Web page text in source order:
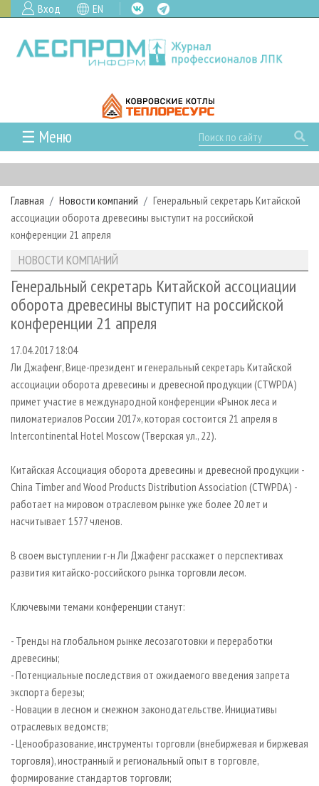
Вход EN
☰ Меню
ГЛАВНАЯ
РУБРИКИ И ТЕМЫ
РУБРИКИ ЖУРНАЛА
ЛЕСНОЕ ХОЗЯЙСТВО
ЛЕСОЗАГОТОВКА
ЛЕСОПИЛЕНИЕ
ДЕРЕВООБРАБОТКА
СУШКА ДРЕВЕСИНЫ
ПРОИЗВОДСТВО ДРЕВЕСНЫХ ПЛИТ
ДЕРЕВЯННОЕ ДОМОСТРОЕНИЕ
ПРОИЗВОДСТВО МЕБЕЛИ
БИОЭНЕРГЕТИКА
ИНСТРУМЕНТ И МАТЕРИАЛЫ
НОВОСТИ
КАЛЕНДАРЬ СОБЫТИЙ
НОВОСТИ ЛПК
НОВОСТИ ЖУРНАЛА
НОВОСТИ КОМПАНИЙ
ПРОЕКТЫ ЛПИ
АНАЛИТИКА
ПРЕДПРИЯТИЯ ЛПК
ЛЕСНЫЕ РЕГИОНЫ РОССИИ
ПЕРСОНЫ
МОБИЛЬНЫЕ ВЫСТАВКИ
ОФИЦИАЛЬНЫЕ ДЕЛЕГАЦИИ
ПРИОРИТЕТНЫЕ ИНВЕСТПРОЕКТЫ
RUSSIAN FORESTRY REVIEW
БИБЛИОТЕКА СПЕЦИАЛИСТА
АРХИВ
АРХИВ ЖУРНАЛОВ
СТАТЬИ
О ЖУРНАЛЕ
ПОДПИСКА
КОНТАКТЫ
РЕКЛАМОДАТЕЛЯМ
РЕКЛАМА
РЕКЛАМА НА САЙТЕ
Главная Новости компаний
Генеральный секретарь Китайской
ассоциации оборота древесины выступит на российской
конференции 21 апреля
НОВОСТИ КОМПАНИЙ
Генеральный секретарь Китайской ассоциации
оборота древесины выступит на российской
конференции 21 апреля
17.04.2017 18:04
Ли Джафенг, Вице-президент и генеральный секретарь Китайской
ассоциации оборота древесины и древесной продукции (CTWPDA)
примет участие в международной конференции «Рынок леса и
пиломатериалов России 2017», которая состоится 21 апреля в
Intercontinental Hotel Moscow (Тверская ул., 22).
Китайская Ассоциация оборота древесины и древесной продукции -
China Timber and Wood Products Distribution Association (CTWPDA) -
работает на мировом отраслевом рынке уже более 20 лет и
насчитывает 1577 членов.
В своем выступлении г-н Ли Джафенг расскажет о перспективах
развития китайско-российского рынка торговли лесом.
Ключевыми темами конференции станут:
- Тренды на глобальном рынке лесозаготовки и переработки
древесины;
- Потенциальные последствия от ожидаемого введения запрета
экспорта березы;
- Новации в лесном и смежном законодательстве. Инициативы
отраслевых ведомств;
- Ценообразование, инструменты торговли (внебиржевая и биржевая
торговля), иностранный и региональный опыт в торговле,
формирование стандартов торговли;